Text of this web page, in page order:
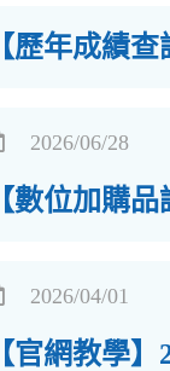
【歷年成績查
2026/06/28
【數位加購
2026/04/01
【官網教學